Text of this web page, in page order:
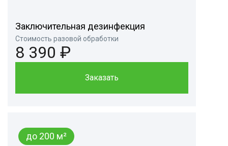
Заключительная дезинфекция
Стоимость разовой обработки
8 390 ₽
Заказать
до 200 м²